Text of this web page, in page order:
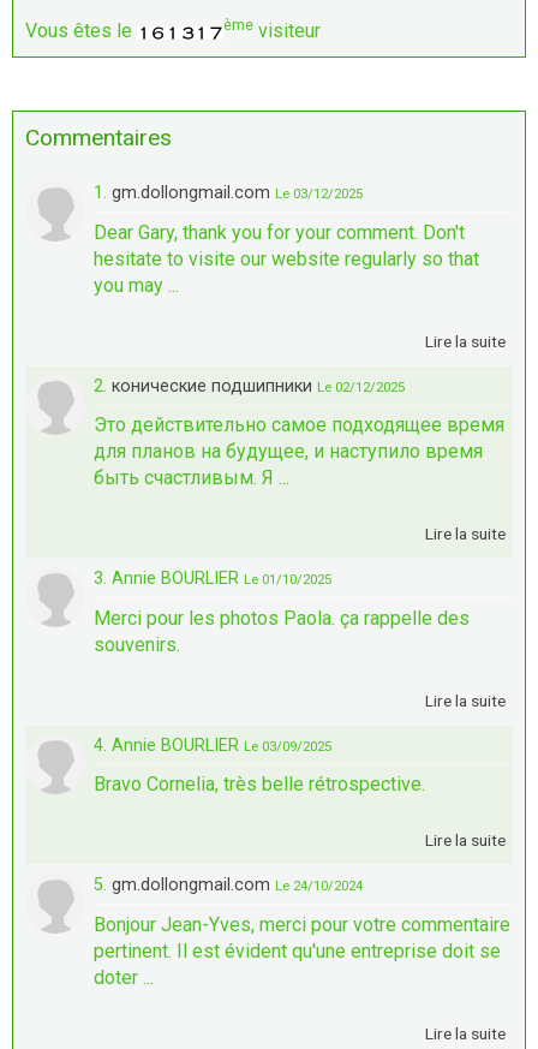
Vous êtes le ème visiteur
Commentaires
1. gm.dollongmail.com Le 03/12/2025
Dear Gary, thank you for your comment. Don't
hesitate to visite our website regularly so that
you may ...
Lire la suite
2. конические подшипники Le 02/12/2025
Это действительно самое подходящее время
для планов на будущее, и наступило время
быть счастливым. Я ...
Lire la suite
3. Annie BOURLIER Le 01/10/2025
Merci pour les photos Paola. ça rappelle des
souvenirs.
Lire la suite
4. Annie BOURLIER Le 03/09/2025
Bravo Cornelia, très belle rétrospective.
Lire la suite
5. gm.dollongmail.com Le 24/10/2024
Bonjour Jean-Yves, merci pour votre commentaire
pertinent. Il est évident qu'une entreprise doit se
doter ...
Lire la suite